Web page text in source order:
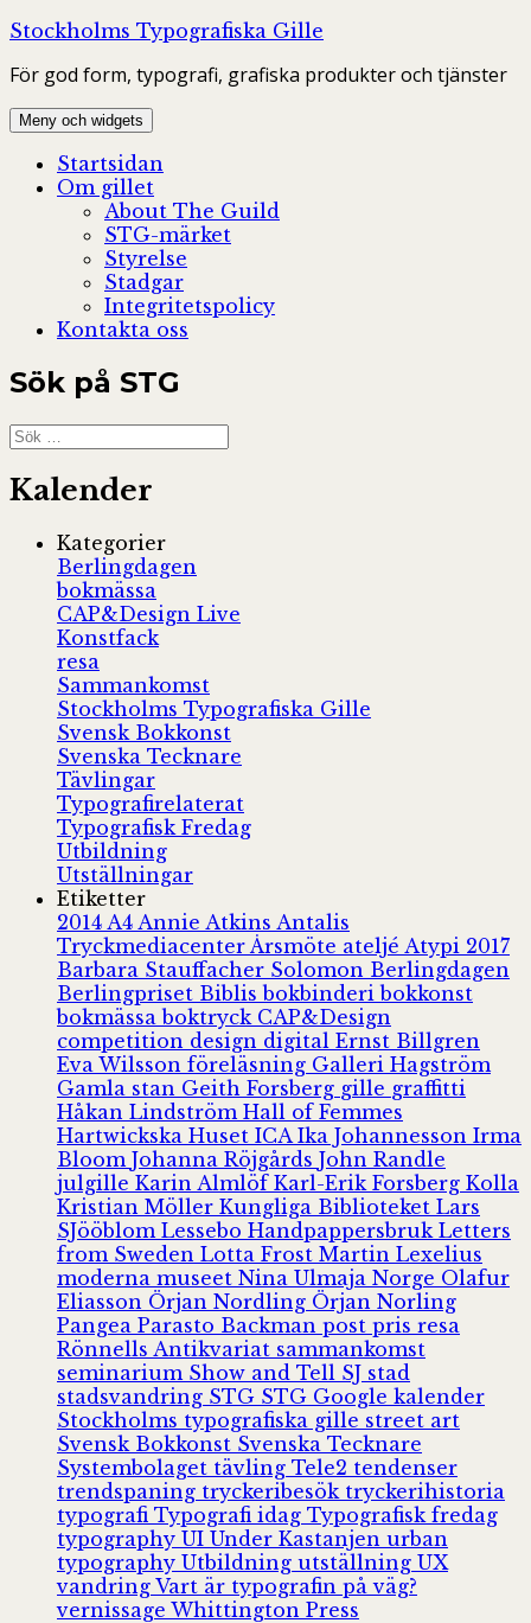
Hoppa
innehåll
Stockholms Typografiska Gille
För god form, typografi, grafiska produkter och tjänster
Meny och widgets
Startsidan
Om gillet
About The Guild
STG-märket
Styrelse
Stadgar
Integritetspolicy
Kontakta oss
Sök på STG
Sök
efter:
Kalender
Kategorier
Berlingdagen
bokmässa
CAP&Design Live
Konstfack
resa
Sammankomst
Stockholms Typografiska Gille
Svensk Bokkonst
Svenska Tecknare
Tävlingar
Typografirelaterat
Typografisk Fredag
Utbildning
Utställningar
Etiketter
2014 A4 Annie Atkins Antalis
Tryckmediacenter Årsmöte ateljé Atypi 2017
Barbara Stauffacher Solomon Berlingdagen
Berlingpriset Biblisbokbinderibokkonst
bokmässaboktryck CAP&Design
competition design digital Ernst Billgren
Eva Wilsson föreläsning Galleri Hagström
Gamla stan Geith Forsberg gille graffitti
Håkan Lindström Hall of Femmes
Hartwickska Huset ICA Ika Johannesson Irma
Bloom Johanna Röjgårds John Randle
julgille Karin Almlöf Karl-Erik Forsberg Kolla
Kristian Möller Kungliga Biblioteket Lars
SJööblom Lessebo Handpappersbruk Letters
from Sweden Lotta Frost Martin Lexelius
moderna museet Nina Ulmaja Norge Olafur
Eliasson Örjan Nordling Örjan Norling
Pangea Parasto Backman post pris resa
Rönnells Antikvariat sammankomst
seminarium Show and Tell SJ stad
stadsvandring STG STG Google kalender
Stockholms typografiska gille street art
Svensk Bokkonst Svenska Tecknare
Systembolaget tävling Tele2 tendenser
trendspaning tryckeribesök tryckerihistoria
typografi Typografi idag Typografisk fredag
typography UI Under Kastanjen urban
typography Utbildning utställning UX
vandring Vart är typografin på väg?
vernissage Whittington Press